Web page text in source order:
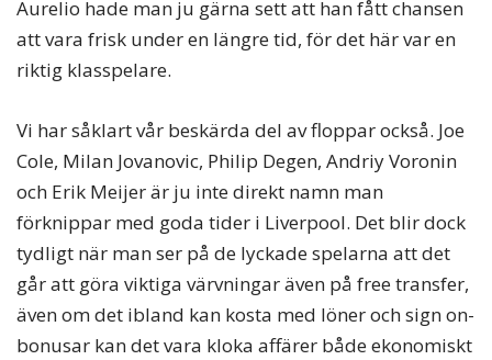
Aurelio hade man ju gärna sett att han fått chansen
att vara frisk under en längre tid, för det här var en
riktig klasspelare.
Vi har såklart vår beskärda del av floppar också. Joe
Cole, Milan Jovanovic, Philip Degen, Andriy Voronin
och Erik Meijer är ju inte direkt namn man
förknippar med goda tider i Liverpool. Det blir dock
tydligt när man ser på de lyckade spelarna att det
går att göra viktiga värvningar även på free transfer,
även om det ibland kan kosta med löner och sign on-
bonusar kan det vara kloka affärer både ekonomiskt